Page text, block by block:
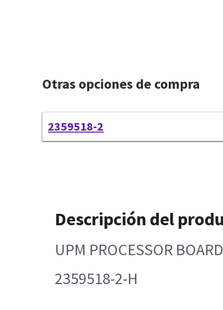
Otras opciones de compra
2359518-2
Descripción del
UPM PROCESSOR
2359518-2-H